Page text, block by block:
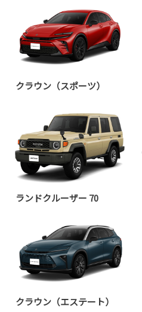
クラウン（スポーツ）
ランドクルーザー 70
クラウン（エステート）